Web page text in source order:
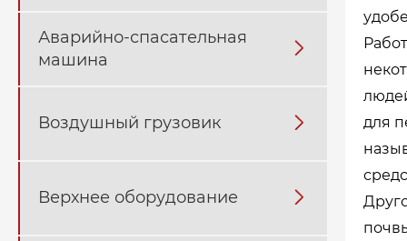
Аварийно-спасательная
машина

Воздушный грузовик 
Верхнее оборудование 
для